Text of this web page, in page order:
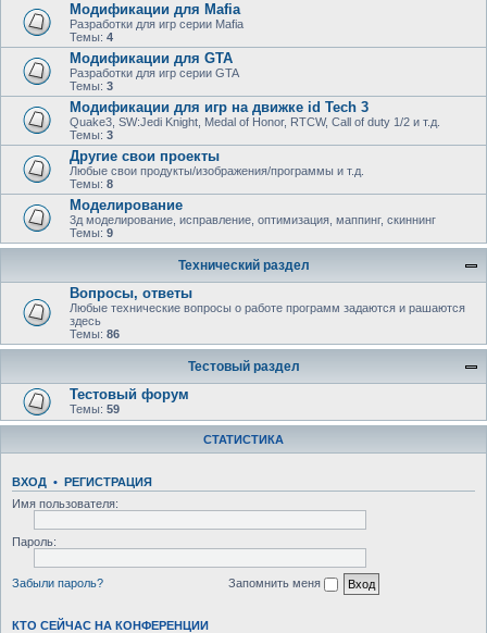
Модификации для Mafia
Разработки для игр серии Mafia
Темы: 4
Модификации для GTA
Разработки для игр серии GTA
Темы: 3
Модификации для игр на движке id Tech 3
Quake3, SW:Jedi Knight, Medal of Honor, RTCW, Call of duty 1/2 и т.д.
Темы: 3
Другие свои проекты
Любые свои продукты/изображения/программы и т.д.
Темы: 8
Моделирование
3д моделирование, исправление, оптимизация, маппинг, скиннинг
Темы: 9
Технический раздел
Вопросы, ответы
Любыe технические вопросы о работе программ задаются и рашаются
здесь
Темы: 86
Тестовый раздел
Тестовый форум
Темы: 59
СТАТИСТИКА
ВХОД • РЕГИСТРАЦИЯ
Имя пользователя:
Пароль:
Забыли пароль? Запомнить меня
КТО СЕЙЧАС НА КОНФЕРЕНЦИИ